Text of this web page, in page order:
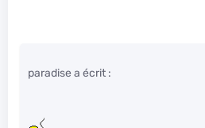
paradise a écrit :